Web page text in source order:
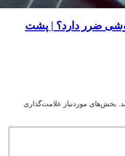
گوشی ضرر دارد؟ | پشت
بخش‌های موردنیاز علامت‌گذاری